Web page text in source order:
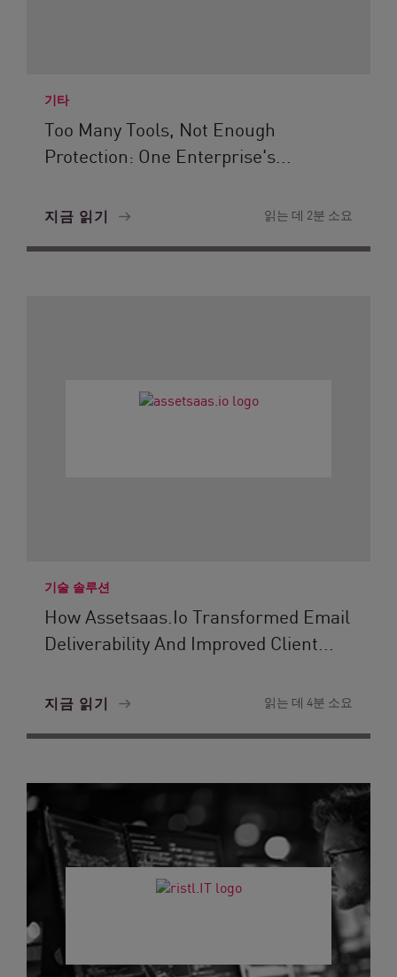
기타
Too Many Tools, Not Enough
Protection: One Enterprise's...
지금 읽기 읽는 데 2분 소요
기술 솔루션
How Assetsaas.io Transformed Email
Deliverability And Improved Client...
지금 읽기 읽는 데 4분 소요